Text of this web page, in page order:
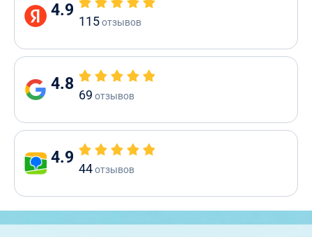
4.9
115отзывов
4.8
69 отзывов
4.9
44отзывов